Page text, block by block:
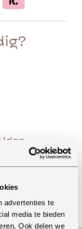
advertenties te
media te bieden
Ook delen we